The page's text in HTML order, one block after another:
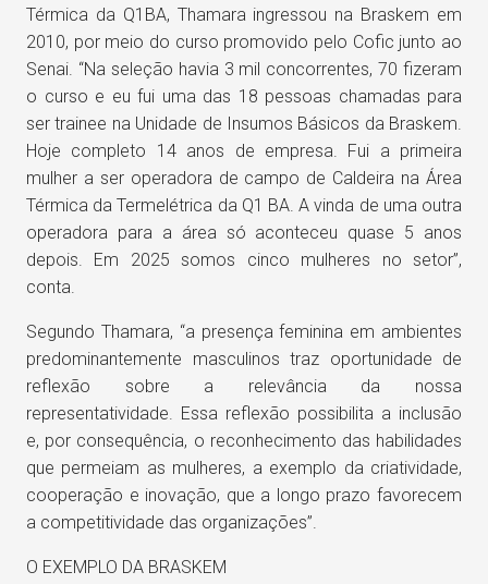
Térmica da Q1BA, Thamara ingressou na Braskem em
2010, por meio do curso promovido pelo Cofic junto ao
Senai. “Na seleção havia 3 mil concorrentes, 70 fizeram
o curso e eu fui uma das 18 pessoas chamadas para
ser trainee na Unidade de Insumos Básicos da Braskem.
Hoje completo 14 anos de empresa. Fui a primeira
mulher a ser operadora de campo de Caldeira na Área
Térmica da Termelétrica da Q1 BA. A vinda de uma outra
operadora para a área só aconteceu quase 5 anos
depois. Em 2025 somos cinco mulheres no setor”,
conta.
Segundo Thamara, “a presença feminina em ambientes
predominantemente masculinos traz oportunidade de
reflexão sobre a relevância da nossa
representatividade. Essa reflexão possibilita a inclusão
e, por consequência, o reconhecimento das habilidades
que permeiam as mulheres, a exemplo da criatividade,
cooperação e inovação, que a longo prazo favorecem
a competitividade das organizações”.
O EXEMPLO DA BRASKEM